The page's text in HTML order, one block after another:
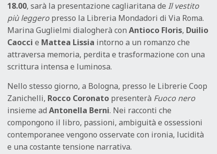
18.00, sarà la presentazione cagliaritana de Il vestito
più leggero presso la Libreria Mondadori di Via Roma.
Marina Guglielmi dialogherà con Antioco Floris, Duilio
Caocci e Mattea Lissia intorno a un romanzo che
attraversa memoria, perdita e trasformazione con una
scrittura intensa e luminosa.
Nello stesso giorno, a Bologna, presso le Librerie Coop
Zanichelli, Rocco Coronato presenterà Fuoco nero
insieme ad Antonella Berni. Nei racconti che
compongono il libro, passioni, ambiguità e ossessioni
contemporanee vengono osservate con ironia, lucidità
e una costante tensione narrativa.